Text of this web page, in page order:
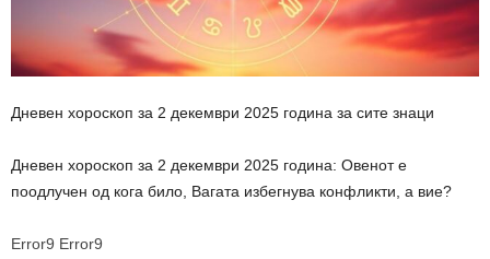
Дневен хороскоп за 2 декември 2025 година за сите знаци
Дневен хороскоп за 2 декември 2025 година: Овенот е
поодлучен од кога било, Вагата избегнува конфликти, а вие?
Error9 Error9